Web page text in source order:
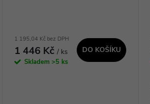
1 195,04 Kč bez DPH
1 446 Kč/ ks
Skladem>5 ks
DO KOŠÍKU